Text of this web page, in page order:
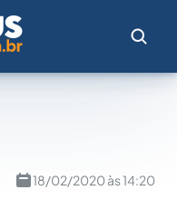
18/02/2020 às 14:20